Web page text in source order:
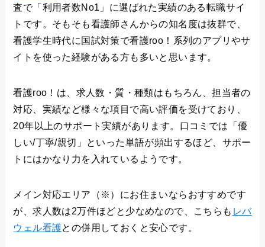
査で「利用者数No1」に選ばれた実績のある転職サイ
トです。そもそも看護師さんからの知名度は抜群で、
看護学生時代に国試対策で看護roo！系列のアプリやサ
イトを使った経験がある方も多いと思います。
看護roo！は、求人数・質・種類はもちろん、担当者の
対応、実績など様々な項目で高い評価を受けており、
20年以上のサポート実績があります。口コミでは「優
しい/丁寧/親切」といった単語が頻出するほど、サポー
トにはかなり力を入れているようです。
メイン対応エリア（※）にお住まいならおすすめです
が、求人数は2万件ほどと少なめなので、こちらも レバ
ウェル看護との併用しておくと安心です。